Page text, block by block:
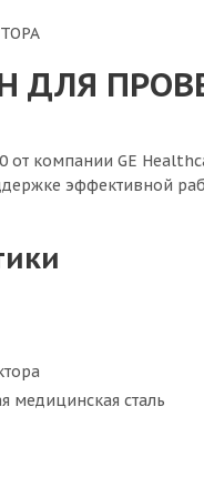
ДЛЯ
от компании GE
эффективной
медицинская сталь